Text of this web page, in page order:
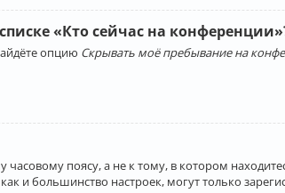
«Кто сейчас на
опцию Скрывать моё пребывание на
поясу, а не к тому, в котором
и большинство настроек, могут только